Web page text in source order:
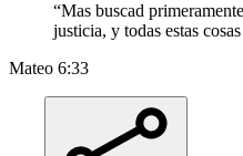
“Mas buscad
justicia, y todas estas
Mateo 6:33